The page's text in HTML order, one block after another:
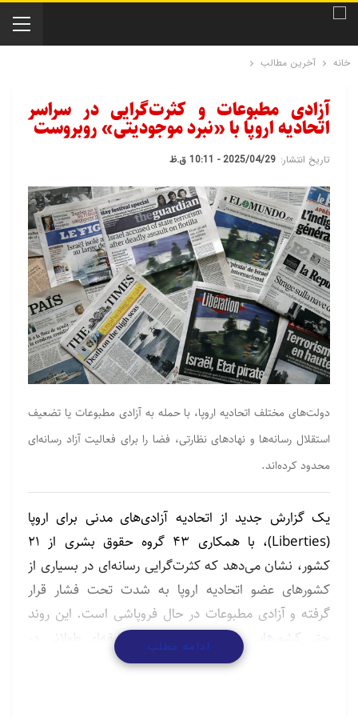
خانه آخرین مطالب
آزادی مطبوعات و کثرت‌گرایی در سراسر
اتحادیه اروپا با «نبرد موجودیتی» روبروست
تاریخ انتشار: 2025/04/29 - 10:11 ق.ظ
دولت‌های مختلف اتحادیه اروپا، با حمله به آزادی مطبوعات یا تضعیف
استقلال رسانه‌ها و نهادهای نظارتی، فضا را برای فعالیت آزاد رسانه‌ای
محدود کرده‌اند.
یک گزارش جدید از اتحادیه آزادی‌های مدنی برای اروپا
(Liberties)، با همکاری ۴۳ گروه حقوق بشری از ۲۱
کشور، نشان می‌دهد که کثرت‌گرایی رسانه‌ای در بسیاری از
کشورهای عضو اتحادیه اروپا به شدت تحت فشار قرار
گرفته و آزادی مطبوعات در حال فروپاشی است. این روند
حتی کشورهایی را شامل می‌شود که سابقه‌ای طولانی در
داشتن رسانه‌های آزاد داشته‌اند.
ادامه مطلب